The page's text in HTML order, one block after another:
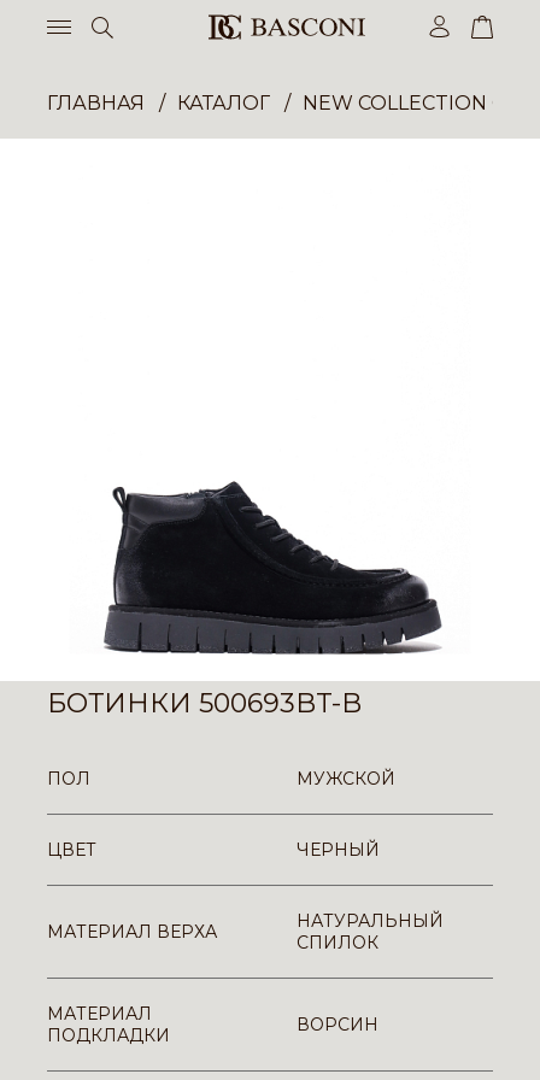
ГЛАВНАЯ КАТАЛОГ NEW COLLECTION
БОТИНКИ 500693BT-B
ПОЛ МУЖСКОЙ
ЦВЕТ ЧЕРНЫЙ
МАТЕРИАЛ ВЕРХА
НАТУРАЛЬНЫЙ
СПИЛОК
МАТЕРИАЛ
ПОДКЛАДКИ
ВОРСИН